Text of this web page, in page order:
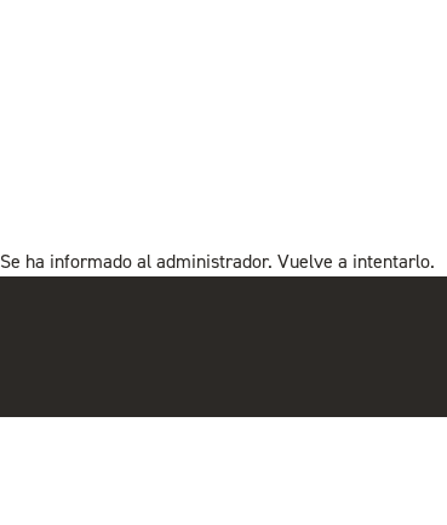
ha informado al administrador. Vuelve a intentarlo.